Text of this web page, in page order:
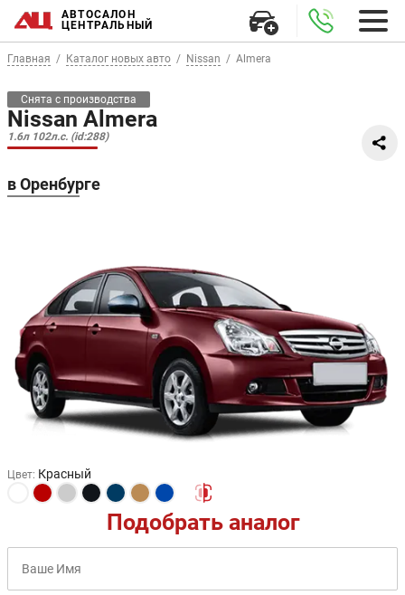
АВТОСАЛОН
ЦЕНТРАЛЬНЫЙ
Главная Каталог новых авто Nissan Almera
Снята с производства
Nissan Almera
1.6л 102л.с. (id:288)
в Оренбурге
Цвет: Красный
Подобрать аналог